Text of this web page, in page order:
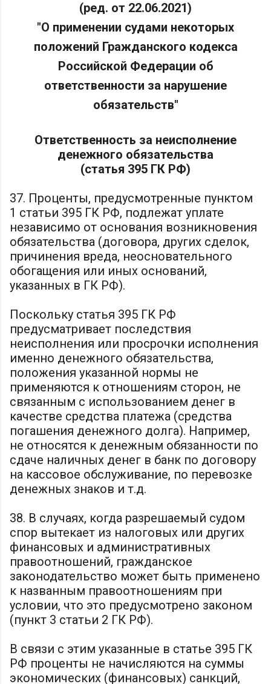
(ред. от 22.06.2021)
"О применении судами некоторых
положений Гражданского кодекса
Российской Федерации об
ответственности за нарушение
обязательств"
Ответственность за неисполнение
денежного обязательства
(статья 395 ГК РФ)
37. Проценты, предусмотренные пунктом
1 статьи 395 ГК РФ, подлежат уплате
независимо от основания возникновения
обязательства (договора, других сделок,
причинения вреда, неосновательного
обогащения или иных оснований,
указанных в ГК РФ).
Поскольку статья 395 ГК РФ
предусматривает последствия
неисполнения или просрочки исполнения
именно денежного обязательства,
положения указанной нормы не
применяются к отношениям сторон, не
связанным с использованием денег в
качестве средства платежа (средства
погашения денежного долга). Например,
не относятся к денежным обязанности по
сдаче наличных денег в банк по договору
на кассовое обслуживание, по перевозке
денежных знаков и т.д.
38. В случаях, когда разрешаемый судом
спор вытекает из налоговых или других
финансовых и административных
правоотношений, гражданское
законодательство может быть применено
к названным правоотношениям при
условии, что это предусмотрено законом
(пункт 3 статьи 2 ГК РФ).
В связи с этим указанные в статье 395 ГК
РФ проценты не начисляются на суммы
экономических (финансовых) санкций,